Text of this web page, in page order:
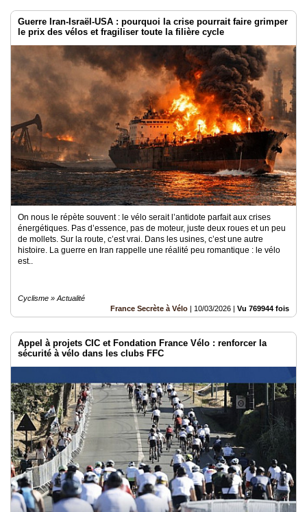
Guerre Iran-Israël-USA : pourquoi la crise pourrait faire grimper
le prix des vélos et fragiliser toute la filière cycle
On nous le répète souvent : le vélo serait l’antidote parfait aux crises
énergétiques. Pas d’essence, pas de moteur, juste deux roues et un peu
de mollets. Sur la route, c’est vrai. Dans les usines, c’est une autre
histoire. La guerre en Iran rappelle une réalité peu romantique : le vélo
est..
Cyclisme » Actualité
France Secrète à Vélo | 10/03/2026 | Vu 769944 fois
Appel à projets CIC et Fondation France Vélo : renforcer la
sécurité à vélo dans les clubs FFC